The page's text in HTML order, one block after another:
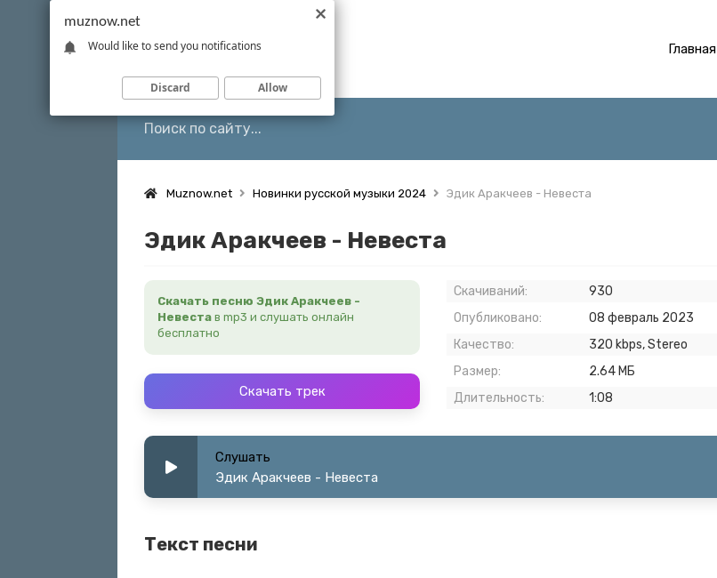
Главная
Muznow.net Новинки русской музыки 2024 Эдик Аракчеев - Невеста
Эдик Аракчеев - Невеста
Скачать песню Эдик Аракчеев -
Невеста в mp3 и слушать онлайн
бесплатно
Скачать трек
Скачиваний:
930
Опубликовано:
08 февраль 2023
Качество:
320 kbps, Stereo
Размер:
2.64 МБ
Длительность:
1:08
Слушать
Эдик Аракчеев - Невеста
Текст песни
muznow.net
Would like to send you notifications
Discard Allow